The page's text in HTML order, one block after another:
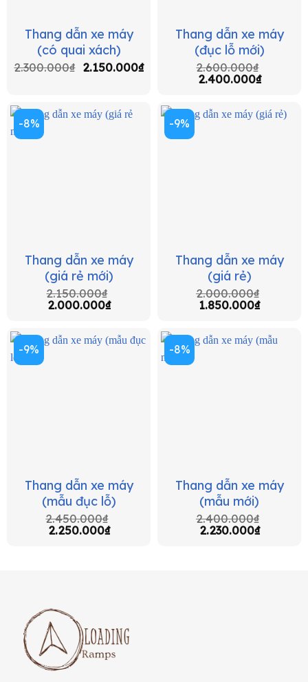
Thang dẫn xe máy
(có quai xách)
2.300.000₫ 2.150.000₫
Thang dẫn xe máy
(đục lỗ mới)
2.600.000₫
2.400.000₫
-8%
Thang dẫn xe máy
(giá rẻ mới)
2.150.000₫
2.000.000₫
-9%
Thang dẫn xe máy
(giá rẻ)
2.000.000₫
1.850.000₫
-9%
Thang dẫn xe máy
(mẫu đục lỗ)
2.450.000₫
2.250.000₫
-8%
Thang dẫn xe máy
(mẫu mới)
2.400.000₫
2.230.000₫